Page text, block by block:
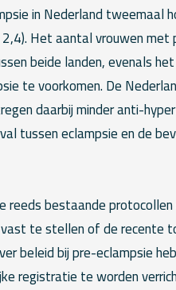
in Nederland tweemaal
Het aantal vrouwen met
beide landen, evenals
te voorkomen. De
daarbij minder anti-
tussen eclampsie en de
reeds bestaande
vast te stellen of de recente
beleid bij pre-eclampsie
registratie te worden